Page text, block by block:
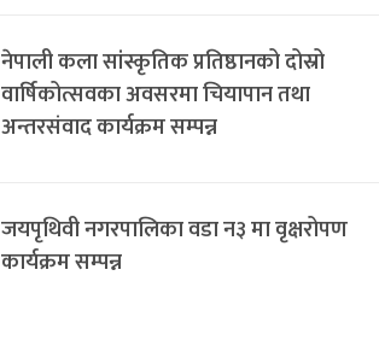
नेपाली कला सांस्कृतिक प्रतिष्ठानको दोस्रो
वार्षिकोत्सवका अवसरमा चियापान तथा
अन्तरसंवाद कार्यक्रम सम्पन्न
जयपृथिवी नगरपालिका वडा न३ मा वृक्षरोपण
कार्यक्रम सम्पन्न